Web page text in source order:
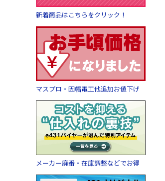
新着商品はこちらをクリック！
マスプロ・因幡電工他追加お値下げ
メーカー廃番・在庫調整などでお得